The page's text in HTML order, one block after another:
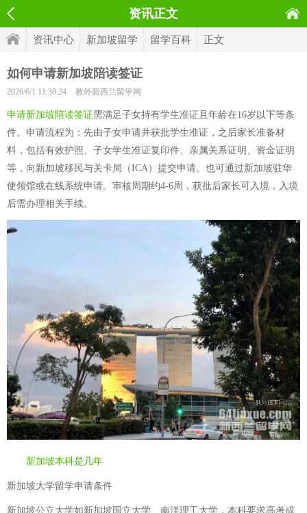
资讯正文
资讯中心 新加坡留学 留学百科 正文
如何申请新加坡陪读签证
2026/6/1 11:30:24 教外新西兰留学网
申请新加坡陪读签证需满足子女持有学生准证且年龄在16岁以下等条
件。申请流程为：先由子女申请并获批学生准证，之后家长准备材
料，包括有效护照、子女学生准证复印件、亲属关系证明、资金证明
等，向新加坡移民与关卡局（ICA）提交申请。也可通过新加坡驻华
使领馆或在线系统申请。审核周期约4-6周，获批后家长可入境，入境
后需办理相关手续。
新加坡本科是几年
新加坡大学留学申请条件
新加坡公立大学如新加坡国立大学、南洋理工大学，本科要求高考成